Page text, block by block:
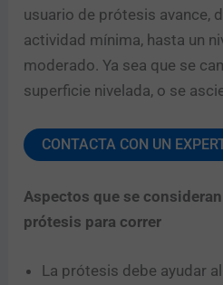
usuario de prótesis avance,
actividad mínima, hasta un
moderado. Ya sea que se
superficie nivelada, o se
CONTACTA CON UN
Aspectos que se
prótesis para correr
La prótesis debe ayudar